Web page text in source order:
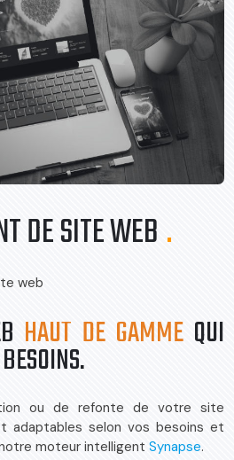
DE SITE WEB .
web
HAUT DE GAMMEQUI
ou de refonte de votre site
adaptables selon vos besoins et
moteur intelligentSynapse.